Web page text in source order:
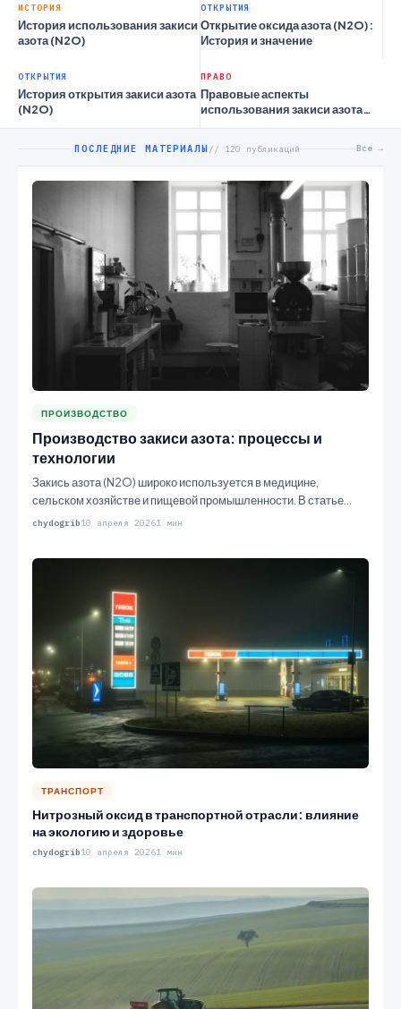
ИСТОРИЯ
История использования закиси
азота (N2O)
ОТКРЫТИЯ
Открытие оксида азота (N2O):
История и значение
ОТКРЫТИЯ
История открытия закиси азота
(N2O)
ПРАВО
Правовые аспекты
использования закиси азота
ПОСЛЕДНИЕ МАТЕРИАЛЫ // 120 публикаций Все →
ПРОИЗВОДСТВО
Производство закиси азота: процессы и
технологии
Закись азота (N2O) широко используется в медицине,
сельском хозяйстве и пищевой промышленности. В статье
рассматриваются методы производства этого…
chydogrib10 апреля 20261 мин
ТРАНСПОРТ
Нитрозный оксид в транспортной отрасли: влияние
на экологию и здоровье
chydogrib10 апреля 20261 мин